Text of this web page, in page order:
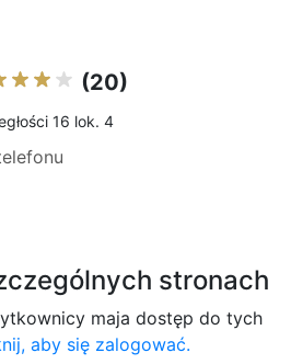
(20)
16 lok. 4
stronach
maja dostęp do tych
aby się zalogować.